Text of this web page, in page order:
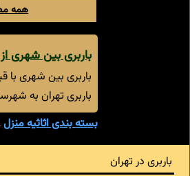
همه
باربری بین شهری
باربری بین شهری با
باربری تهران به شهرستان قیمت ارزان
بسته بندی اثاثیه منزل
باربری در تهران